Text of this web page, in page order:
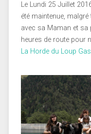
Le Lundi 25 Juillet
été maintenue,
avec sa Maman et sa
heures de route pour
La Horde du Loup